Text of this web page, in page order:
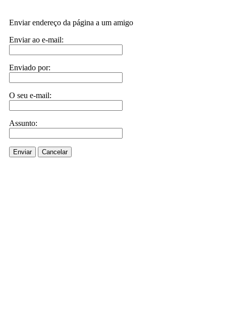
Enviar endereço da página a um amigo
Enviar ao e-mail:
Enviado por:
O seu e-mail:
Assunto:
Enviar Cancelar